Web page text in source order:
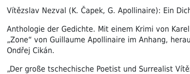
Vítězslav Nezval (K. Čapek, G. Apollinaire): Ein
Anthologie der Gedichte. Mit einem Krimi von
„Zone“ von Guillaume Apollinaire im Anhang,
Ondřej Cikán.
„Der große tschechische Poetist und Surrealist